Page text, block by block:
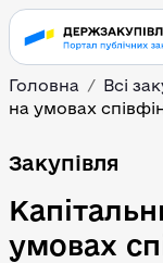
Головна Всі
на умовах
Закупівля
умовах